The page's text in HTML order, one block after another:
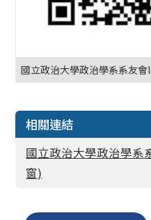
國立政治大學政治學系系友
相關連結
國立政治大學政治學系
窗)